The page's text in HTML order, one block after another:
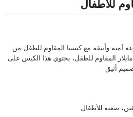
للأطفال
آمنة وأنيقة مع كيسنا المقاوم للطفل من
المقاوم للطفل، يحتوي هذا الكيس على
أنيق
صعبة للأطفال